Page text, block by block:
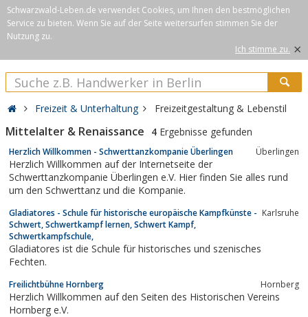
Schwarzwald-Leben.de verwendet Cookies, um Ihnen den bestmöglichen
Service zu bieten. Wenn Sie auf der Seite weitersurfen stimmen Sie der
Nutzung zu.
Ich stimme zu. ×
Freizeit & Unterhaltung Freizeitgestaltung & Lebenstil
Mittelalter & Renaissance 4 Ergebnisse gefunden
Herzlich Willkommen - Schwerttanzkompanie Überlingen Überlingen
Herzlich Willkommen auf der Internetseite der
Schwerttanzkompanie Überlingen e.V. Hier finden Sie alles rund
um den Schwerttanz und die Kompanie.
Gladiatores - Schule für historische europäische Kampfkünste -
Schwert, Schwertkampf lernen, Schwert Kampf,
Schwertkampfschule,
Karlsruhe
Gladiatores ist die Schule für historisches und szenisches
Fechten.
Freilichtbühne Hornberg Hornberg
Herzlich Willkommen auf den Seiten des Historischen Vereins
Hornberg e.V.